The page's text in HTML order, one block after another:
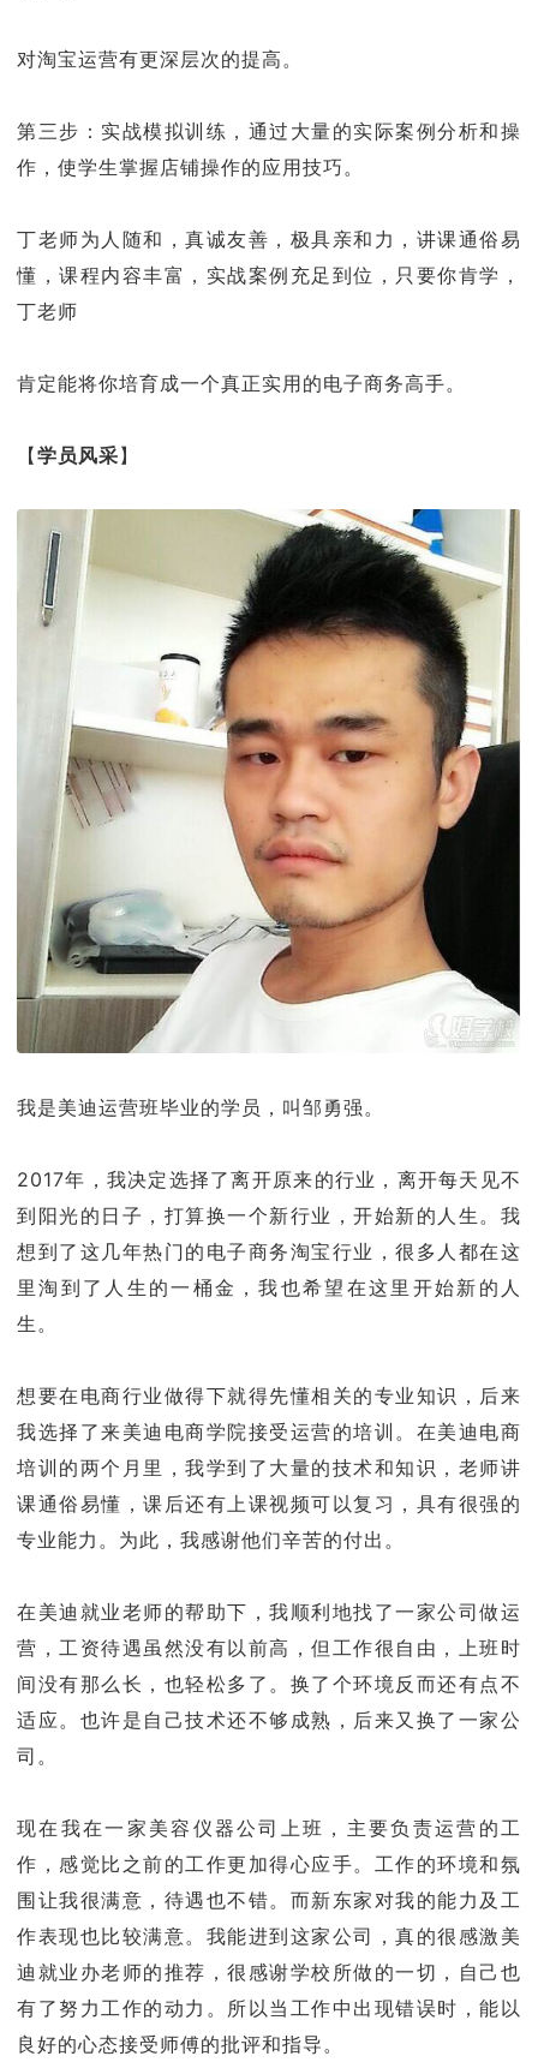
对淘宝运营有更深层次的提高。
第三步：实战模拟训练，通过大量的实际案例分析和操
作，使学生掌握店铺操作的应用技巧。
丁老师为人随和，真诚友善，极具亲和力，讲课通俗易
懂，课程内容丰富，实战案例充足到位，只要你肯学，
丁老师
肯定能将你培育成一个真正实用的电子商务高手。
【学员风采】
我是美迪运营班毕业的学员，叫邹勇强。
2017年，我决定选择了离开原来的行业，离开每天见不
到阳光的日子，打算换一个新行业，开始新的人生。我
想到了这几年热门的电子商务淘宝行业，很多人都在这
里淘到了人生的一桶金，我也希望在这里开始新的人
生。
想要在电商行业做得下就得先懂相关的专业知识，后来
我选择了来美迪电商学院接受运营的培训。在美迪电商
培训的两个月里，我学到了大量的技术和知识，老师讲
课通俗易懂，课后还有上课视频可以复习，具有很强的
专业能力。为此，我感谢他们辛苦的付出。
在美迪就业老师的帮助下，我顺利地找了一家公司做运
营，工资待遇虽然没有以前高，但工作很自由，上班时
间没有那么长，也轻松多了。换了个环境反而还有点不
适应。也许是自己技术还不够成熟，后来又换了一家公
司。
现在我在一家美容仪器公司上班，主要负责运营的工
作，感觉比之前的工作更加得心应手。工作的环境和氛
围让我很满意，待遇也不错。而新东家对我的能力及工
作表现也比较满意。我能进到这家公司，真的很感激美
迪就业办老师的推荐，很感谢学校所做的一切，自己也
有了努力工作的动力。所以当工作中出现错误时，能以
良好的心态接受师傅的批评和指导。